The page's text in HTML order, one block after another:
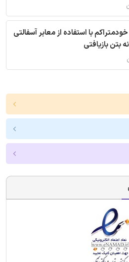
با استفاده از معابر آسفالتی
بتن بازیافتی